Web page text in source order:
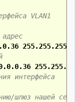
VLAN1
255.255.255.0
интерфейса
шлюз нашей